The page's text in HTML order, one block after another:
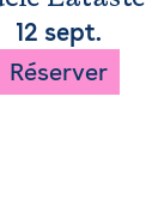
12 sept.
Réserver